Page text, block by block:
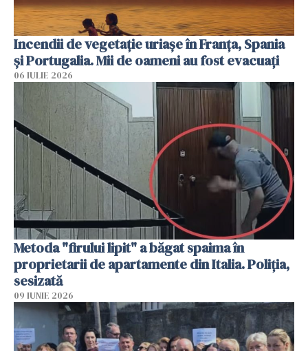
Incendii de vegetație uriașe în Franța, Spania
și Portugalia. Mii de oameni au fost evacuați
06 IULIE 2026
Metoda "firului lipit" a băgat spaima în
proprietarii de apartamente din Italia. Poliția,
sesizată
09 IUNIE 2026